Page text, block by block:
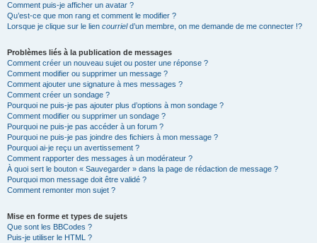
Comment puis-je afficher un avatar ?
Qu’est-ce que mon rang et comment le modifier ?
Lorsque je clique sur le lien courrield’un membre, on me demande de me connecter !?
Problèmes liés à la publication de messages
Comment créer un nouveau sujet ou poster une réponse ?
Comment modifier ou supprimer un message ?
Comment ajouter une signature à mes messages ?
Comment créer un sondage ?
Pourquoi ne puis-je pas ajouter plus d’options à mon sondage ?
Comment modifier ou supprimer un sondage ?
Pourquoi ne puis-je pas accéder à un forum ?
Pourquoi ne puis-je pas joindre des fichiers à mon message ?
Pourquoi ai-je reçu un avertissement ?
Comment rapporter des messages à un modérateur ?
À quoi sert le bouton « Sauvegarder » dans la page de rédaction de message ?
Pourquoi mon message doit être validé ?
Comment remonter mon sujet ?
Mise en forme et types de sujets
Que sont les BBCodes ?
Puis-je utiliser le HTML ?